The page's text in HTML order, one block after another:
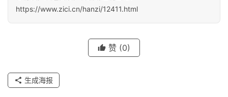
词https://www.zici.cn/hanzi/12411.html
赞 (0)
生成海报